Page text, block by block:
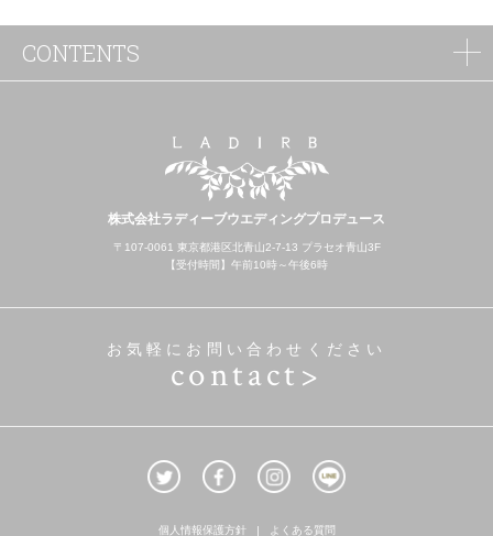
株式会社ラディーブウエディングプロデュース
〒107-0061 東京都港区北青山2-7-13 プラセオ青山3F
【受付時間】午前10時～午後6時
お気軽にお問い合わせください
contact>
個人情報保護方針 よくある質問
CONTENTS